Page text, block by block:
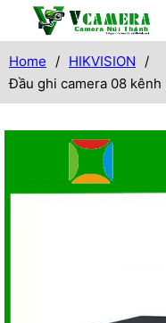
Home / HIKVISION
/
Đầu ghi camera 08